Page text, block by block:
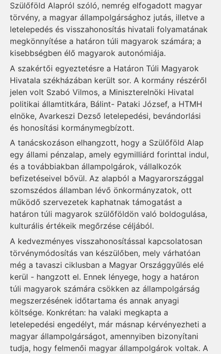
Szülőföld Alapról szóló, nemrég elfogadott magyar
törvény, a magyar állampolgársághoz jutás, illetve a
letelepedés és visszahonosítás hivatali folyamatának
megkönnyítése a határon túli magyarok számára; a
kisebbségben élő magyarok autonómiája.
A szakértői egyeztetésre a Határon Túli Magyarok
Hivatala székházában került sor. A kormány részéről
jelen volt Szabó Vilmos, a Miniszterelnöki Hivatal
politikai államtitkára, Bálint- Pataki József, a HTMH
elnöke, Avarkeszi Dezső letelepedési, bevándorlási
és honosítási kormánymegbízott.
A tanácskozáson elhangzott, hogy a Szülőföld Alap
egy állami pénzalap, amely egymilliárd forinttal indul,
és a továbbiakban állampolgárok, vállalkozók
befizetéseivel bővül. Az alapból a Magyarországgal
szomszédos államban lévő önkormányzatok, ott
működő szervezetek kaphatnak támogatást a
határon túli magyarok szülőföldön való boldogulása,
kulturális értékeik megőrzése céljából.
A kedvezményes visszahonosítással kapcsolatosan
törvénymódosítás van készülőben, mely várhatóan
még a tavaszi ciklusban a Magyar Országgyűlés elé
kerül - hangzott el. Ennek lényege, hogy a határon
túli magyarok számára csökken az állampolgárság
megszerzésének időtartama és annak anyagi
költsége. Konkrétan: ha valaki megkapta a
letelepedési engedélyt, már másnap kérvényezheti a
magyar állampolgárságot, amennyiben bizonyítani
tudja, hogy felmenői magyar állampolgárok voltak. A